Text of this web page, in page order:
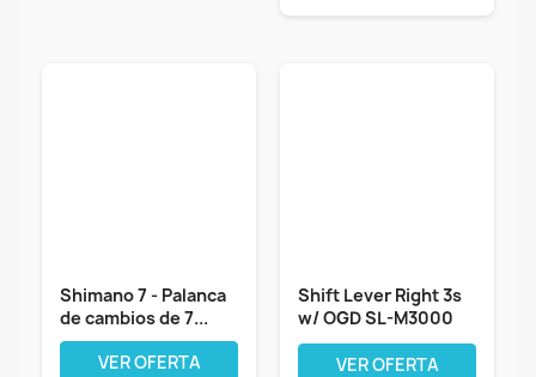
Shimano 7 - Palanca
de cambios de 7...
VER OFERTA
Shift Lever Right 3s
w/ OGD SL-M3000
Acera...
VER OFERTA